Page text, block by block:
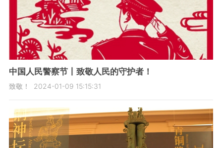
中国人民警察节丨致敬人民的守护者！
致敬！ 2024-01-09 15:15:31